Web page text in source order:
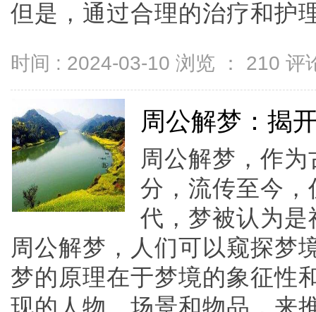
但是，通过合理的治疗和护
时间 : 2024-03-10 浏览 ： 210 评
周公解梦：揭
周公解梦，作
分，流传至今
代，梦被认为
周公解梦，人们可以窥探梦
梦的原理在于梦境的象征性